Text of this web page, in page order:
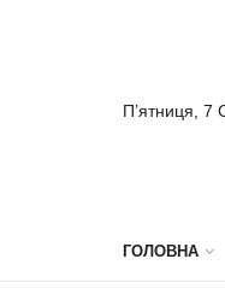
П’ятниця, 7
ГОЛОВНА